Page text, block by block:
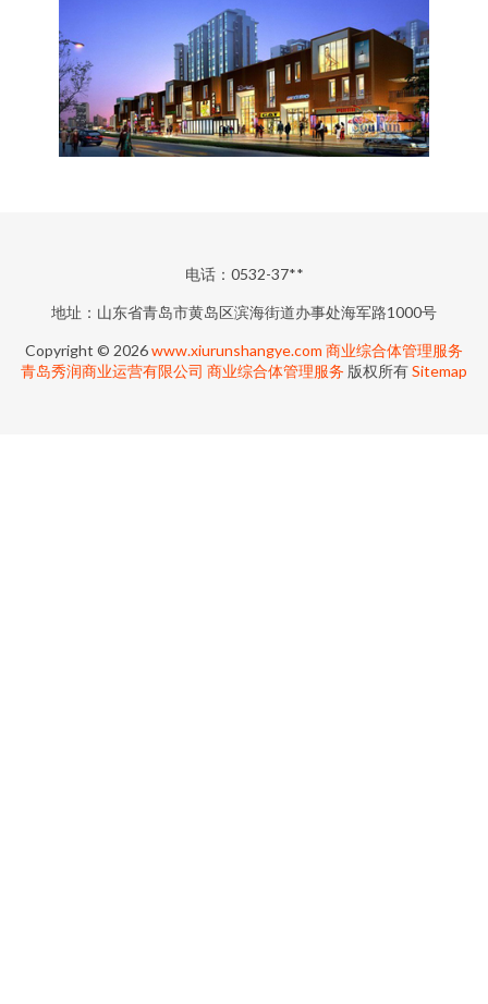
电话：0532-37**
地址：山东省青岛市黄岛区滨海街道办事处海军路1000号
Copyright © 2026www.xiurunshangye.com 商业综合体管理服务
青岛秀润商业运营有限公司 商业综合体管理服务 版权所有Sitemap